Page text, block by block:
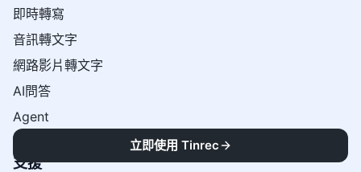
即時轉寫
音訊轉文字
網路影片轉文字
AI問答
Agent
支援
立即使用 Tinrec